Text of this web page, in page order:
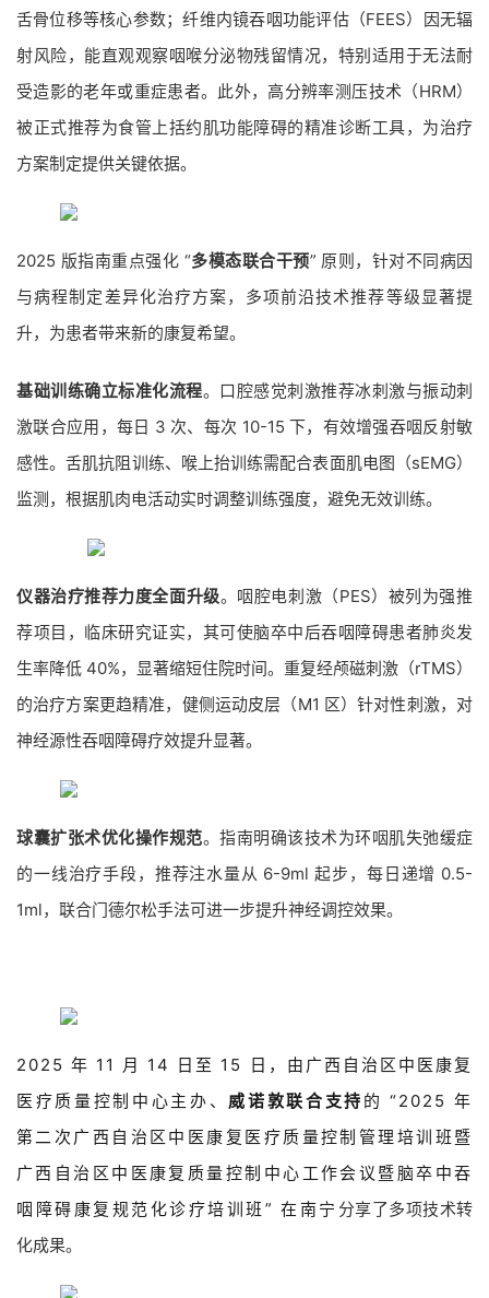
舌骨位移等核心参数；纤维内镜吞咽功能评估（FEES）因无辐
射风险，能直观观察咽喉分泌物残留情况，特别适用于无法耐
受造影的老年或重症患者。此外，高分辨率测压技术（HRM）
被正式推荐为食管上括约肌功能障碍的精准诊断工具，为治疗
方案制定提供关键依据。
2025 版指南重点强化 “多模态联合干预” 原则，针对不同病因
与病程制定差异化治疗方案，多项前沿技术推荐等级显著提
升，为患者带来新的康复希望。
基础训练确立标准化流程。口腔感觉刺激推荐冰刺激与振动刺
激联合应用，每日 3 次、每次 10-15 下，有效增强吞咽反射敏
感性。舌肌抗阻训练、喉上抬训练需配合表面肌电图（sEMG）
监测，根据肌肉电活动实时调整训练强度，避免无效训练。
仪器治疗推荐力度全面升级。咽腔电刺激（PES）被列为强推
荐项目，临床研究证实，其可使脑卒中后吞咽障碍患者肺炎发
生率降低 40%，显著缩短住院时间。重复经颅磁刺激（rTMS）
的治疗方案更趋精准，健侧运动皮层（M1 区）针对性刺激，对
神经源性吞咽障碍疗效提升显著。
球囊扩张术优化操作规范。指南明确该技术为环咽肌失弛缓症
的一线治疗手段，推荐注水量从 6-9ml 起步，每日递增 0.5-
1ml，联合门德尔松手法可进一步提升神经调控效果。
2025 年 11 月 14 日至 15 日，由广西自治区中医康复
医疗质量控制中心主办、 威诺敦联合支持 的 “2025 年
第二次广西自治区中医康复医疗质量控制管理培训班暨
广西自治区中医康复质量控制中心工作会议暨脑卒中吞
咽障碍康复规范化诊疗培训班” 在南宁 分享了多项技术转
化成果。